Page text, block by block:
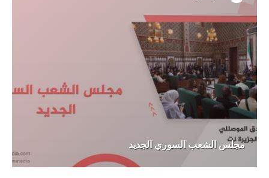
مجلس الشعب السوري الجديد